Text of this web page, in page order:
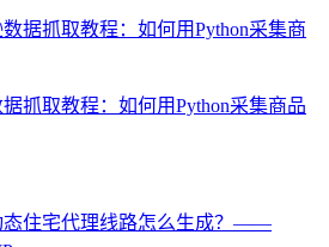
据抓取教程：如何用Python采集商品